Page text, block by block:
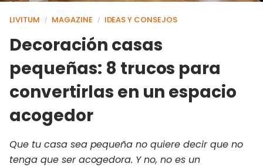
LIVITUM / MAGAZINE / IDEAS Y CONSEJOS
Decoración casas
pequeñas: 8 trucos para
convertirlas en un espacio
acogedor
Que tu casa sea pequeña no quiere decir que no
tenga que ser acogedora. Y no, no es un